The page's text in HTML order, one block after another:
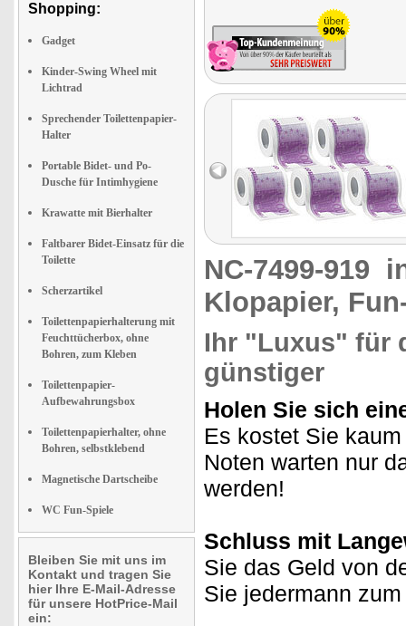
Shopping:
Gadget
Kinder-Swing Wheel mit
Lichtrad
Sprechender Toilettenpapier-
Halter
Portable Bidet- und Po-
Dusche für Intimhygiene
Krawatte mit Bierhalter
Faltbarer Bidet-Einsatz für die
Toilette
Scherzartikel
Toilettenpapierhalterung mit
Feuchttücherbox, ohne
Bohren, zum Kleben
Toilettenpapier-
Aufbewahrungsbox
Toilettenpapierhalter, ohne
Bohren, selbstklebend
Magnetische Dartscheibe
WC Fun-Spiele
Bleiben Sie mit uns im
Kontakt und tragen Sie
hier Ihre E-Mail-Adresse
für unsere HotPrice-Mail
ein:
NC-7499-919
Klopapier,
Ihr "Luxus" für
günstiger
Holen Sie sich
Es kostet Sie
Noten warten nur
werden!
Schluss mit
Sie das Geld von
Sie jedermann